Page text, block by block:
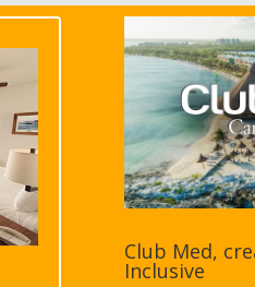
Club Med,
Inclusive